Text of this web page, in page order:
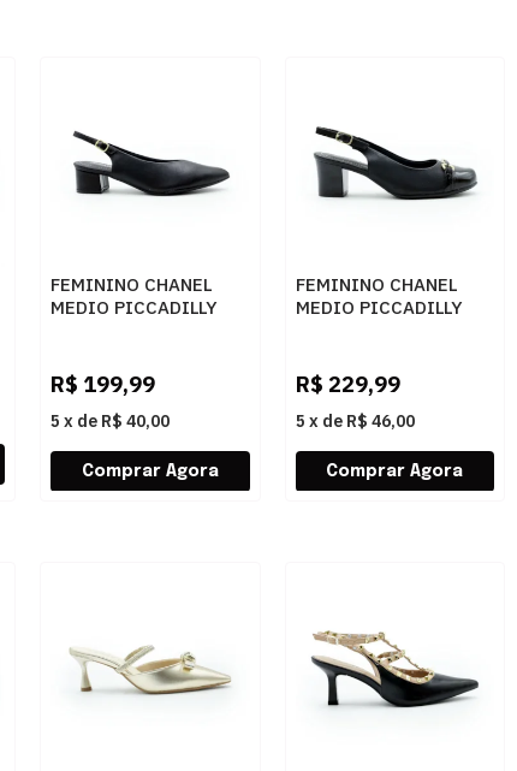
FEMININO CHANEL
MEDIO PICCADILLY
R$ 199,99
5 x de R$ 40,00
FEMININO CHANEL
MEDIO PICCADILLY
R$ 229,99
5 x de R$ 46,00